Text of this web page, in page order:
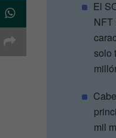
El
NFT
solo
mil